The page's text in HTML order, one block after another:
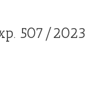
507/2023